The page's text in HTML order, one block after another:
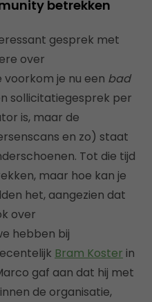
betrekken
gesprek met
over
je nu een bad
sollicitatiegesprek per
is, maar de
en zo) staat
Tot die tijd
maar hoe kan je
het, aangezien dat
over
hebben bij
Bram Koster in
gaf aan dat hij met
de organisatie,